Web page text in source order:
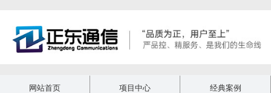
网站首页 项目中心 经典案例